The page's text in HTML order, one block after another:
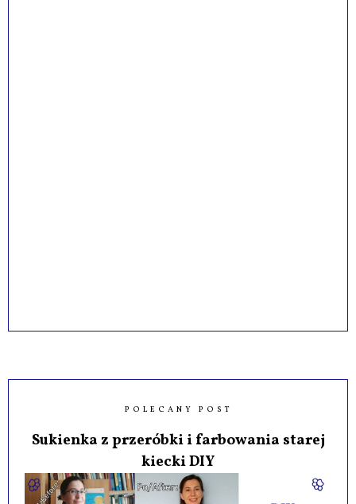
POLECANY POST
Sukienka z przeróbki i farbowania starej
kiecki DIY